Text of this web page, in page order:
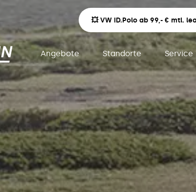
💥 VW ID.Polo ab 99,- € mtl.
Angebote Standorte Service